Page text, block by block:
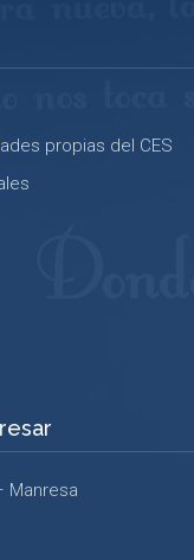
propias del CES
Manresa